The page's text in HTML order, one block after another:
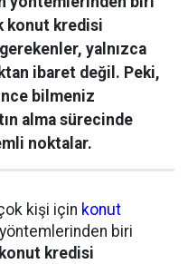
konut kredisi
yalnızca
ibaret değil. Peki,
bilmeniz
alma sürecinde
noktalar.
kişi için konut
biri
konut kredisi